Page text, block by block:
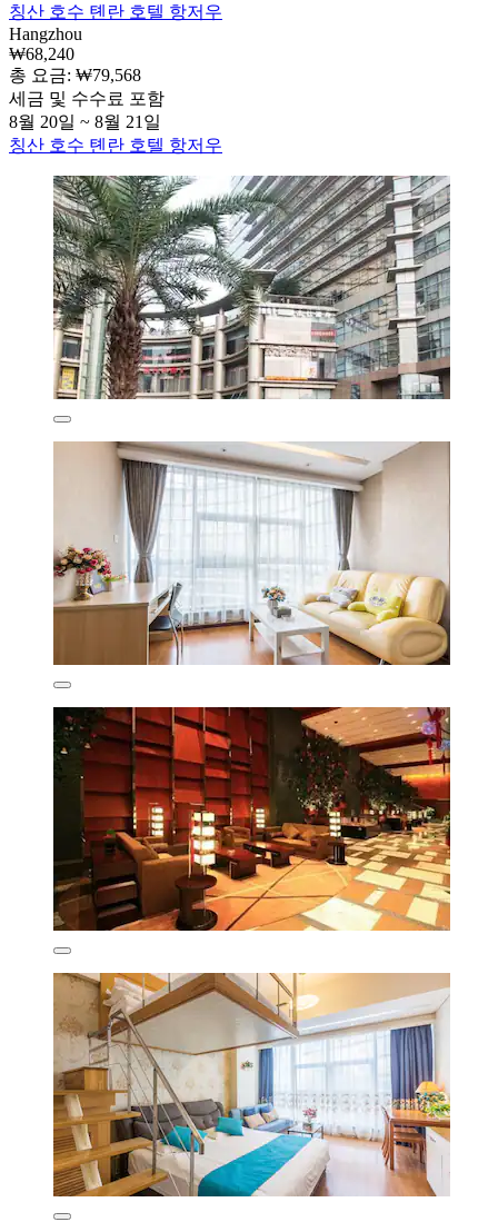
칭산 호수 톈란 호텔 항저우
Hangzhou
₩68,240
총 요금: ₩79,568
세금 및 수수료 포함
8월 20일 ~ 8월 21일
칭산 호수 톈란 호텔 항저우